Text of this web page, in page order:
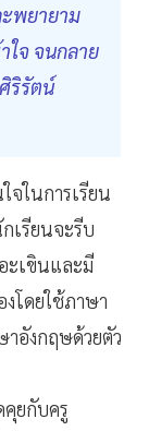
พยายาม
ใจ จนกลาย
ริรัตน์
จในการเรียน
เรียนจะรีบ
ะเขินและมี
โดยใช้ภาษา
าอังกฤษด้วยตัว
ยกับครู